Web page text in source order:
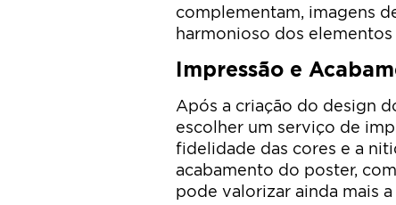
complementam, imagens
harmonioso dos
Impressão e
Após a criação do design
escolher um serviço de
fidelidade das cores e a
acabamento do poster,
pode valorizar ainda mais a